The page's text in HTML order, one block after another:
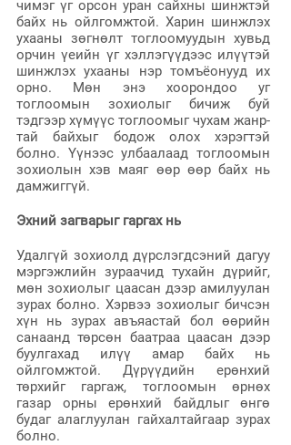
чимэг үг орсон уран сайхны шинжтэй
байх нь ойлгомжтой. Харин шинжлэх
ухааны зөгнөлт тоглоомуудын хувьд
орчин үеийн үг хэллэгүүдээс илүүтэй
шинжлэх ухааны нэр томъёонууд их
орно. Мөн энэ хоорондоо уг
тоглоомын зохиолыг бичиж буй
тэдгээр хүмүүс тоглоомыг чухам жанр-
тай байхыг бодож олох хэрэгтэй
болно. Үүнээс улбаалаад тоглоомын
зохиолын хэв маяг өөр өөр байх нь
дамжиггүй.
Эхний загварыг гаргах нь
Удалгүй зохиолд дүрслэгдсэний дагуу
мэргэжлийн зураачид тухайн дүрийг,
мөн зохиолыг цаасан дээр амилуулан
зурах болно. Хэрвээ зохиолыг бичсэн
хүн нь зурах авъяастай бол өөрийн
санаанд төрсөн баатраа цаасан дээр
буулгахад илүү амар байх нь
ойлгомжтой. Дүрүүдийн ерөнхий
төрхийг гаргаж, тоглоомын өрнөх
газар орны ерөнхий байдлыг өнгө
будаг алаглуулан гайхалтайгаар зурах
болно.